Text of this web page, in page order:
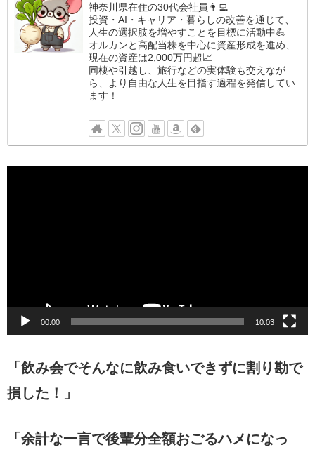
神奈川県在住の30代会社員👨‍💻
投資・AI・キャリア・暮らしの改善を通じて、
人生の選択肢を増やすことを目標に活動中💪
オルカンと高配当株を中心に資産形成を進め、
現在の資産は2,000万円超📈
同棲や引越し、旅行などの実体験も交えなが
ら、より自由な人生を目指す過程を発信してい
ます！
00:00 10:03
「飲み会でそんなに飲み食いできずに割り勘で
損した！」
「余計な一言で後輩分全額おごるハメになっ